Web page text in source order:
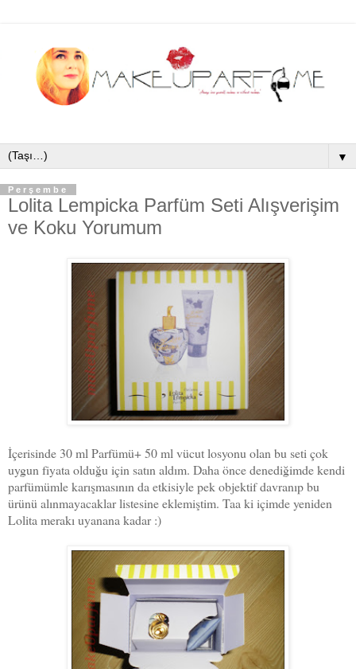
▼
Perşembe
Lolita Lempicka Parfüm Seti Alışverişim
ve Koku Yorumum
İçerisinde 30 ml Parfümü+ 50 ml vücut losyonu olan bu seti çok
uygun fiyata olduğu için satın aldım. Daha önce denediğimde kendi
parfümümle karışmasının da etkisiyle pek objektif davranıp bu
ürünü alınmayacaklar listesine eklemiştim. Taa ki içimde yeniden
Lolita merakı uyanana kadar :)